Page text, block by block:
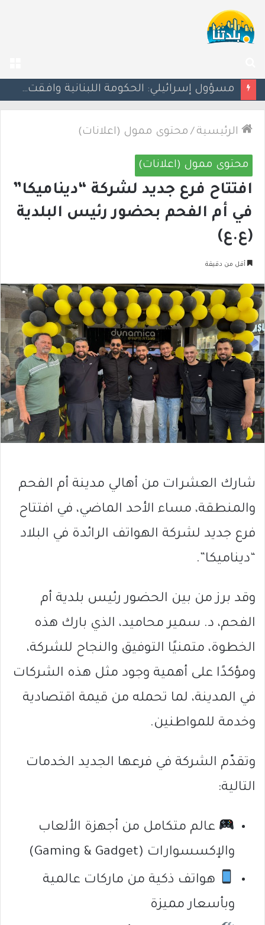
عن
بزشكيان يلوّح بالاستقالة للضغط نحو اتفاق مع واشنطن
الرئيسية / محتوى ممول (اعلانات)
محتوى ممول (اعلانات)
افتتاح فرع جديد لشركة “ديناميكا”
في أم الفحم بحضور رئيس البلدية
(ع.ع)
أقل من دقيقة
شارك العشرات من أهالي مدينة أم الفحم
والمنطقة، مساء الأحد الماضي، في افتتاح
فرع جديد لشركة الهواتف الرائدة في البلاد
“ديناميكا”.
وقد برز من بين الحضور رئيس بلدية أم
الفحم، د. سمير محاميد، الذي بارك هذه
الخطوة، متمنيًا التوفيق والنجاح للشركة،
ومؤكدًا على أهمية وجود مثل هذه الشركات
في المدينة، لما تحمله من قيمة اقتصادية
وخدمة للمواطنين.
وتقدّم الشركة في فرعها الجديد الخدمات
التالية:
عالم متكامل من أجهزة الألعاب
والإكسسوارات (Gaming & Gadget)
هواتف ذكية من ماركات عالمية
وبأسعار مميزة